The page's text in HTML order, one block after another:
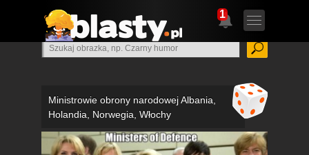
1
Ministrowie obrony narodowej Albania,
Holandia, Norwegia, Włochy